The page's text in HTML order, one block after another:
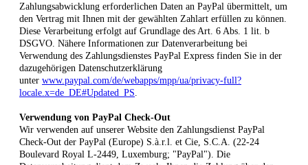
Zahlungsabwicklung erforderlichen Daten an PayPal übermittelt, um
den Vertrag mit Ihnen mit der gewählten Zahlart erfüllen zu können.
Diese Verarbeitung erfolgt auf Grundlage des Art. 6 Abs. 1 lit. b
DSGVO. Nähere Informationen zur Datenverarbeitung bei
Verwendung des Zahlungsdienstes PayPal Express finden Sie in der
dazugehörigen Datenschutzerklärung
unter www.paypal.com/de/webapps/mpp/ua/privacy-full?
locale.x=de_DE#Updated_PS
Verwendung von PayPal Check-Out
Wir verwenden auf unserer Website den Zahlungsdienst PayPal
Check-Out der PayPal (Europe) S.à.r.l. et Cie, S.C.A. (22-24
Boulevard Royal L-2449, Luxemburg; "PayPal"). Die